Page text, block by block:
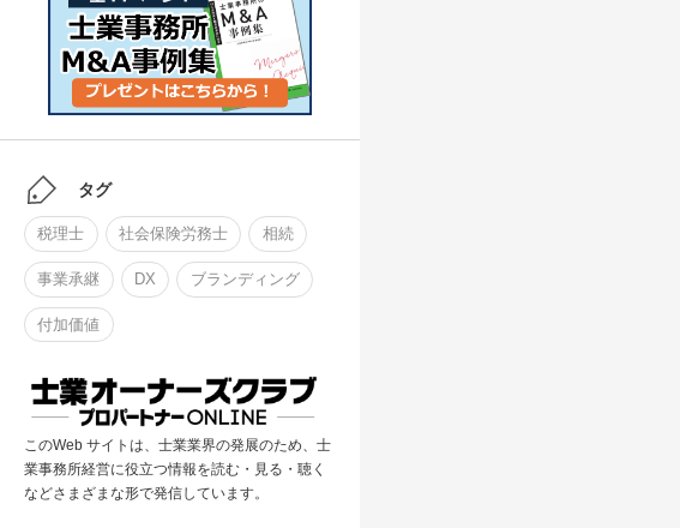
タグ
税理士 社会保険労務士 相続
事業承継 DX ブランディング
付加価値
このWeb サイトは、士業業界の発展のため、士
業事務所経営に役立つ情報を読む・見る・聴く
などさまざまな形で発信しています。